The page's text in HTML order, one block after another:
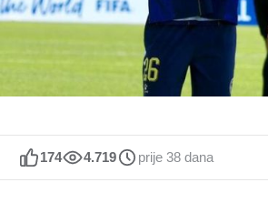
174 4.719 prije 38 dana